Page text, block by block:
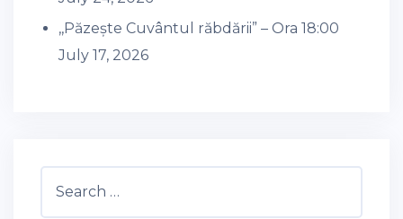
,,Păzește Cuvântul răbdării” – Ora 18:00
July 17, 2026